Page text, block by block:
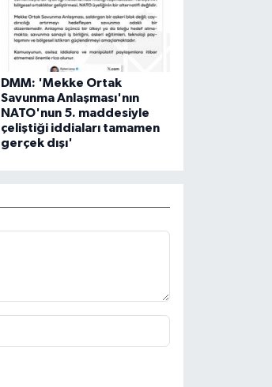
DMM: 'Mekke Ortak
Savunma Anlaşması'nın
NATO'nun 5. maddesiyle
çeliştiği iddiaları tamamen
gerçek dışı'